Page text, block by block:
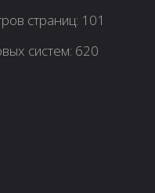
страниц: 101
систем: 620